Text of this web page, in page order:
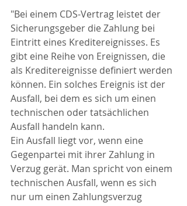
"Bei einem CDS-Vertrag leistet der
Sicherungsgeber die Zahlung bei
Eintritt eines Kreditereignisses. Es
gibt eine Reihe von Ereignissen, die
als Kreditereignisse definiert werden
können. Ein solches Ereignis ist der
Ausfall, bei dem es sich um einen
technischen oder tatsächlichen
Ausfall handeln kann.
Ein Ausfall liegt vor, wenn eine
Gegenpartei mit ihrer Zahlung in
Verzug gerät. Man spricht von einem
technischen Ausfall, wenn es sich
nur um einen Zahlungsverzug